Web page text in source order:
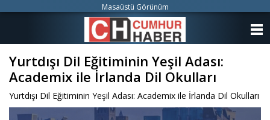
Yurtdışı Dil Eğitiminin Yeşil Adası:
Academix ile İrlanda Dil Okulları
Yurtdışı Dil Eğitiminin Yeşil Adası: Academix ile İrlanda Dil Okulları
Masaüstü Görünüm
KATEGORİLER
ANKETLER